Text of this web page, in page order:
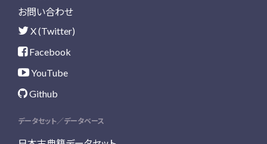
お問い合わせ
X (Twitter)
Facebook
YouTube
Github
データセット／データベース